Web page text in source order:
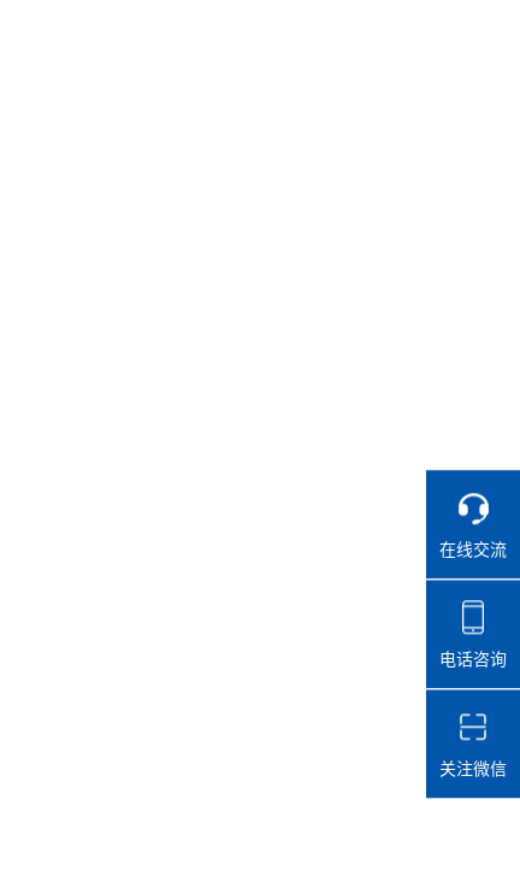
在线交流
电话咨询
关注微信